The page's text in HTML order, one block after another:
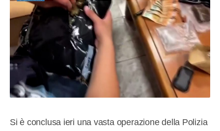
Si è conclusa ieri una vasta operazione della Polizia